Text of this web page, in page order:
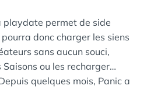
playdate permet de side
donc charger les siens
sans aucun souci,
ou les recharger…
quelques mois, Panic a